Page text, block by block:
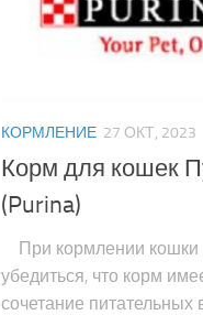
КОРМЛЕНИЕ 27 ОКТ, 2023
Корм для кошек
(Purina)
При кормлении кошки
убедиться, что корм
сочетание питательных